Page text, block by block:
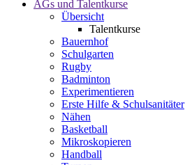
AGs und Talentkurse
Übersicht
Talentkurse
Bauernhof
Schulgarten
Rugby
Badminton
Experimentieren
Erste Hilfe & Schulsanitäter
Nähen
Basketball
Mikroskopieren
Handball